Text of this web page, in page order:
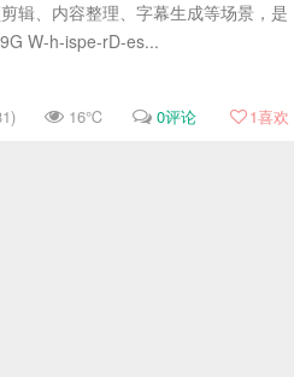
辑、内容整理、字幕生成等场景，是
W-h-ispe-rD-es...
16℃ 0评论 1喜欢